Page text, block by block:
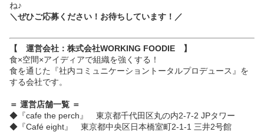
ね♪
＼ぜひご応募ください！お待ちしています！／
【 運営会社：株式会社WORKING FOODIE 】
食×空間×アイディアで組織を強くする！
食を通じた『社内コミュニケーショントータルプロデュース』を
する会社です。
＝ 運営店舗一覧 ＝
◆『cafe the perch』 東京都千代田区丸の内2-7-2 JPタワー
◆『Café eight』 東京都中央区日本橋室町2‐1‐1 三井2号館